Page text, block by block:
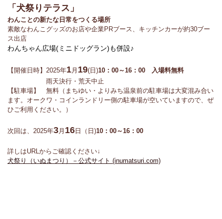
「犬祭りテラス」
わんことの新たな日常をつくる場所
素敵なわんこグッズのお店や企業PRブース、キッチンカーが約30ブー
ス出店
わんちゃん広場(ミニドッグラン)も併設♪
【開催日時】2025年1月 19(日)10：00～16：00 入場料無料
雨天決行・荒天中止
【駐車場】 無料（まちゆい・よりみち温泉前の駐車場は大変混み合い
ます。オークワ・コインランドリー側の駐車場が空いていますので、ぜ
ひご利用ください。）
次回は、2025年3月 16 日（日)10：00～16：00
詳しはURLからご確認ください↓
犬祭り（いぬまつり）－公式サイト (inumatsuri.com)